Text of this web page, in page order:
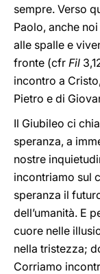
sempre. Verso
Paolo, anche
alle spalle e
fronte (cfr Fil
incontro a
Pietro e di
Il Giubileo ci
speranza, a
nostre
incontriamo sul
speranza il
dell’umanità. E
cuore nelle
nella tristezza;
Corriamo